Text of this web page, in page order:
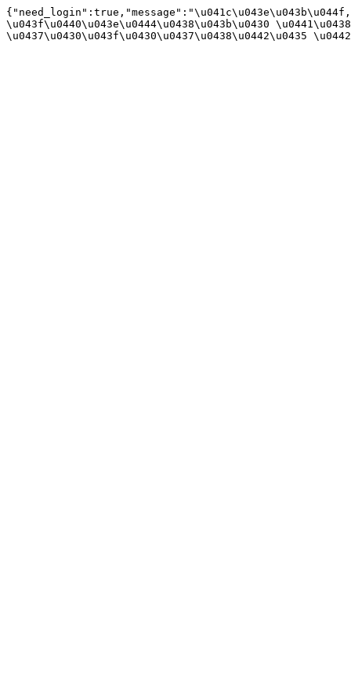
{"need_login":true,"message":"\u041c\u043e\u043b\u044f,
\u043f\u0440\u043e\u0444\u0438\u043b\u0430
\u0437\u0430\u043f\u0430\u0437\u0438\u0442\u0435